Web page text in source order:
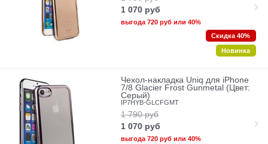
1 070 руб
выгода 720 рубили 40%
Скидка 40%
Новинка
Чехол-накладка Uniq для iPhone
7/8 Glacier Frost Gunmetal (Цвет:
Серый)
IP7HYB-GLCFGMT
1 790 руб
1 070 руб
выгода 720 рубили 40%